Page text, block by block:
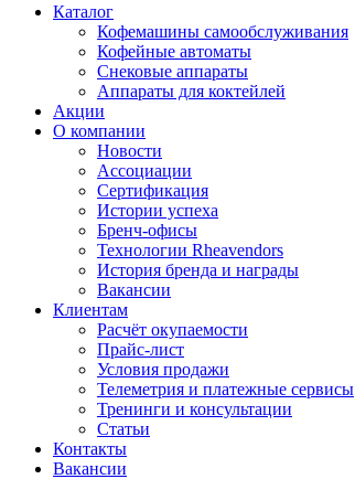
Каталог
Кофемашины самообслуживания
Кофейные автоматы
Снековые аппараты
Аппараты для коктейлей
Акции
О компании
Новости
Ассоциации
Сертификация
Истории успеха
Бренч-офисы
Технологии Rheavendors
История бренда и награды
Вакансии
Клиентам
Расчёт окупаемости
Прайс-лист
Условия продажи
Телеметрия и платежные сервисы
Тренинги и консультации
Статьи
Контакты
Вакансии